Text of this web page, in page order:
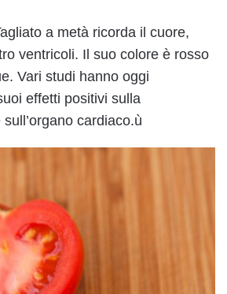
a metà ricorda il cuore,
ventricoli. Il suo colore è rosso
Vari studi hanno oggi
effetti positivi sulla
cardiaco.ù